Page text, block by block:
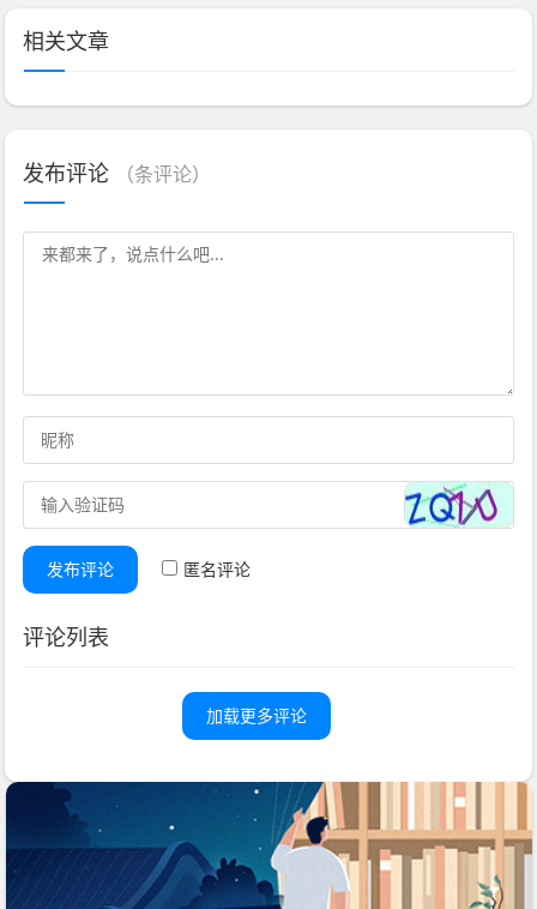
相关文章
发布评论 （条评论）
发布评论 匿名评论
评论列表
加载更多评论